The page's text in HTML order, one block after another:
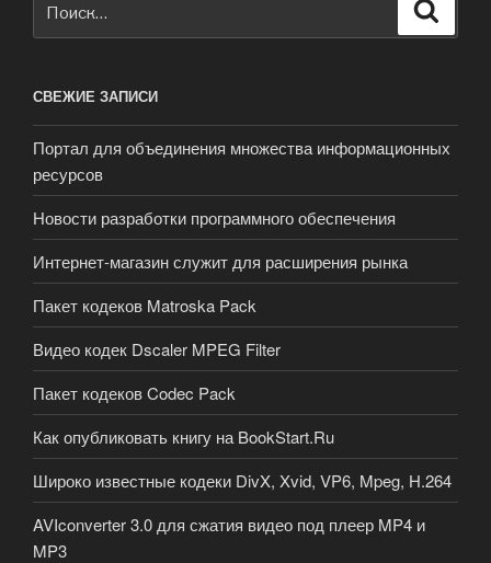
СВЕЖИЕ ЗАПИСИ
Портал для объединения множества информационных
ресурсов
Новости разработки программного обеспечения
Интернет-магазин служит для расширения рынка
Пакет кодеков Matroska Pack
Видео кодек Dscaler MPEG Filter
Пакет кодеков Codec Pack
Как опубликовать книгу на BookStart.Ru
Широко известные кодеки DivX, Xvid, VP6, Mpeg, H.264
AVIconverter 3.0 для сжатия видео под плеер MP4 и
MP3